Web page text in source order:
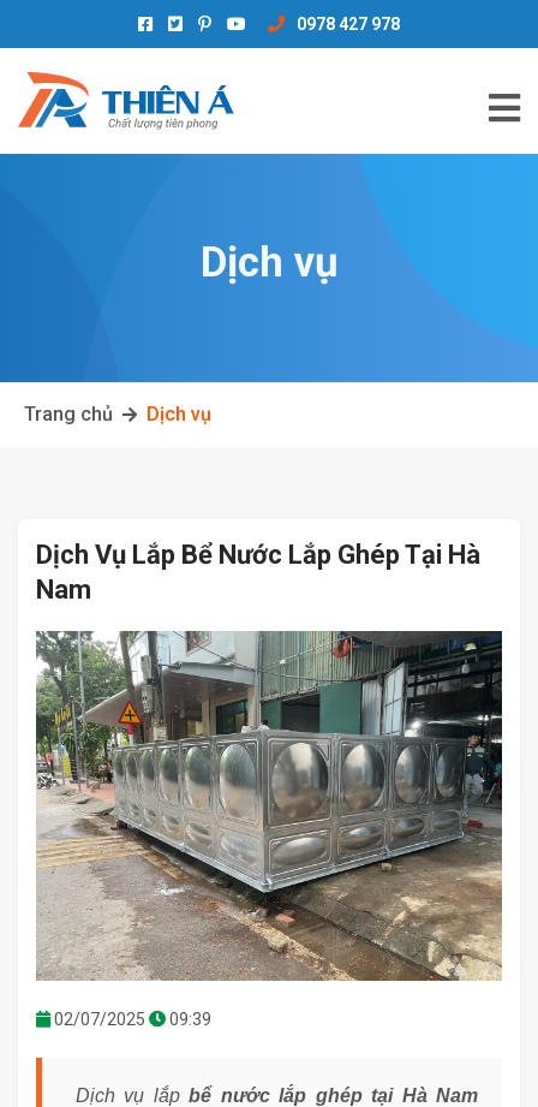
0978 427 978
Dịch vụ
Trang chủ Dịch vụ
Dịch Vụ Lắp Bể Nước Lắp Ghép Tại Hà
Nam
02/07/2025 09:39
Dịch vụ lắp bể nước lắp ghép tại Hà Nam